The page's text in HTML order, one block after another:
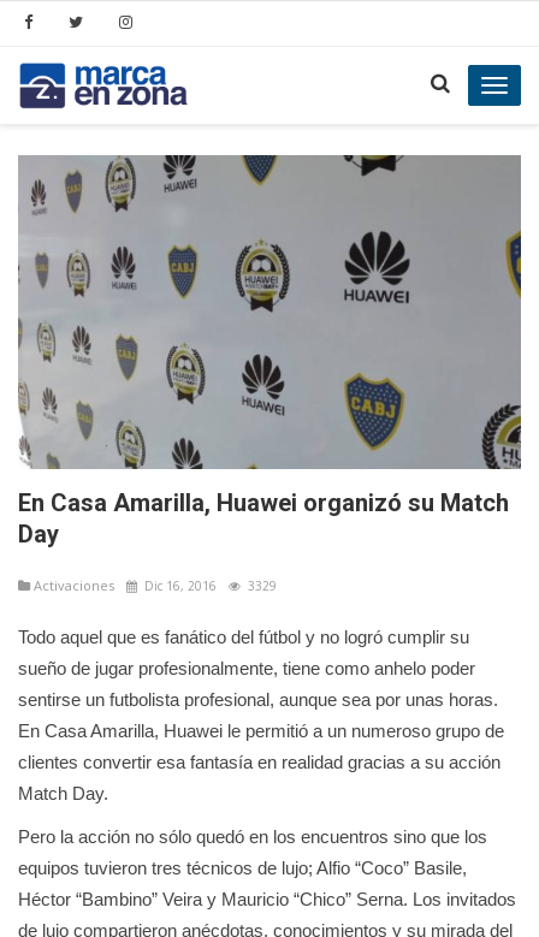
En Casa Amarilla, Huawei organizó su Match
Day
Activaciones Dic 16, 2016 3329
Todo aquel que es fanático del fútbol y no logró cumplir su
sueño de jugar profesionalmente, tiene como anhelo poder
sentirse un futbolista profesional, aunque sea por unas horas.
En Casa Amarilla, Huawei le permitió a un numeroso grupo de
clientes convertir esa fantasía en realidad gracias a su acción
Match Day.
Pero la acción no sólo quedó en los encuentros sino que los
equipos tuvieron tres técnicos de lujo; Alfio “Coco” Basile,
Héctor “Bambino” Veira y Mauricio “Chico” Serna. Los invitados
de lujo compartieron anécdotas, conocimientos y su mirada del